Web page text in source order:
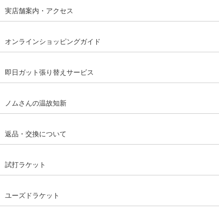
実店舗案内・アクセス
オンラインショッピングガイド
即日ガット張り替えサービス
ノムさんの温故知新
返品・交換について
試打ラケット
ユーズドラケット